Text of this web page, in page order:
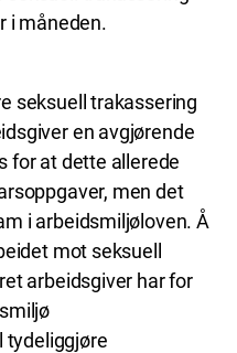
i måneden.
seksuell trakassering
en avgjørende
for at dette allerede
men det
i arbeidsmiljøloven. Å
mot seksuell
arbeidsgiver har for
tydeliggjøre